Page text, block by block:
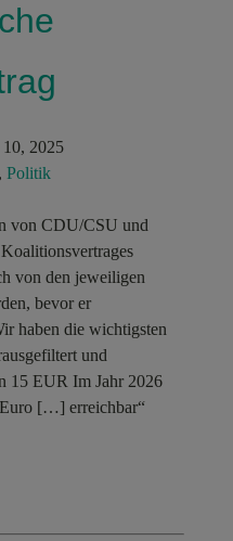
2025
, Politik
von CDU/CSU und
von den jeweiligen
bevor er
haben die wichtigsten
und
15 EUR Im Jahr 2026
[…] erreichbar“